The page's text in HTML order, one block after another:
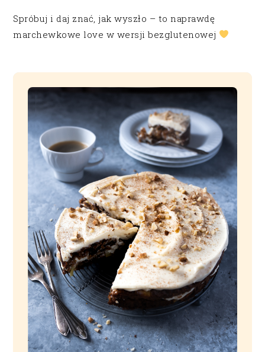
Spróbuj i daj znać, jak wyszło – to naprawdę
marchewkowe love w wersji bezglutenowej